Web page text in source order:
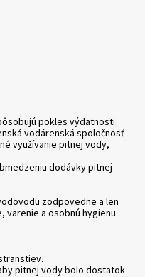
pokles výdatnosti
vodárenská spoločnosť
využívanie pitnej vody,
dodávky pitnej
zodpovedne a len
varenie a osobnú hygienu.
pitnej vody bolo dostatok